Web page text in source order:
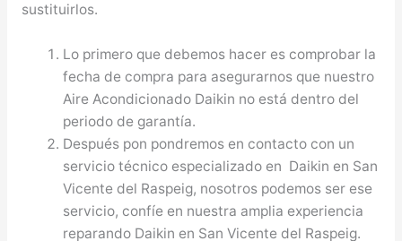
sustituirlos.
Lo primero que debemos hacer es comprobar la
fecha de compra para asegurarnos que nuestro
Aire Acondicionado Daikin no está dentro del
periodo de garantía.
Después pon pondremos en contacto con un
servicio técnico especializado en Daikin en San
Vicente del Raspeig, nosotros podemos ser ese
servicio, confíe en nuestra amplia experiencia
reparando Daikin en San Vicente del Raspeig.